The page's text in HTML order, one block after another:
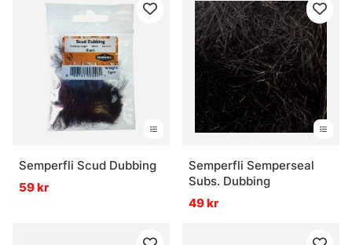
Semperfli Scud Dubbing
59 kr
Semperfli Semperseal
Subs. Dubbing
49 kr